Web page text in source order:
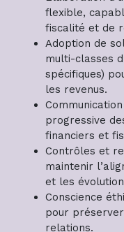
flexible,
fiscalité et de
Adoption de
multi-classes
spécifiques)
les revenus.
progressive
financiers et
Contrôles et
maintenir
et les
Conscience
pour
relations.